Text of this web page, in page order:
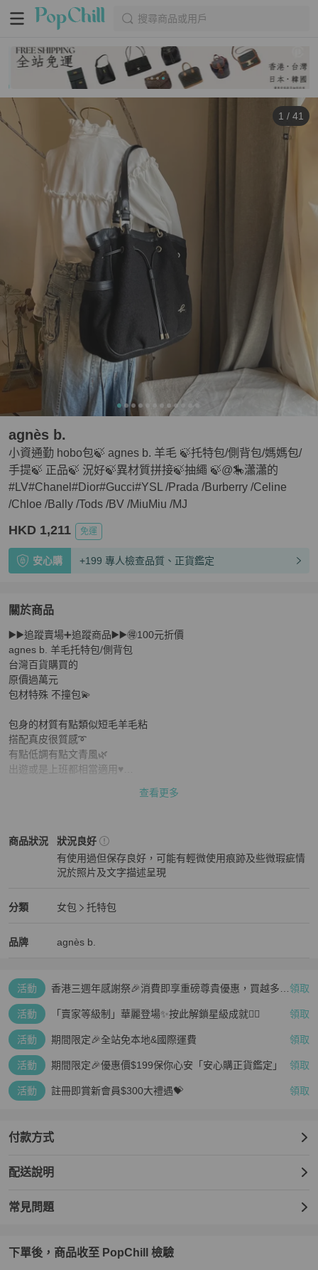
搜尋商品或用戶
1 / 41
小資通勤 hobo包🍃 agnes b. 羊毛 🍃托特包/側背包/媽媽包/
手提🍃 正品🍃 況好🍃異材質拼接🍃抽繩 🍃@🎠瀟瀟的
#LV#Chanel#Dior#Gucci#YSL /Prada /Burberry /Celine
/Chloe /Bally /Tods /BV /MiuMiu /MJ
agnès b.
HKD 1,211 免運
安心購 +199 專人檢查品質、正貨鑑定
關於商品
關於小資通勤 hobo包🍃 agnes b. 羊毛 🍃托特包/側背包/媽
▶️▶️追蹤賣場➕追蹤商品▶️▶️🉐️100元折價
agnes b. 羊毛托特包/側背包
台灣百貨購買的
原價過萬元
包材特殊 不撞包💫
包身的材質有點類似短毛羊毛粘
搭配真皮很質感➰
有點低調有點文青風🌿
出遊或是上班都相當適用♥️
🈶️皮質有使用自然褶皺  無顯眼破損
五金配件是霧銀很有質感但不可避免🈶️氧化變色 🈶️髮絲紋
詳細照片呈現
I phone 窗邊 自然光拍攝 無調整
▶️▶️追蹤賣場➕追蹤商品▶️▶️🉐️100元折價
注：一件商品折價一次
查看更多
商品狀況
agnès b.女包商品狀態與細節
狀況良好
有使用過但保存良好，可能有輕微使用痕跡及些微瑕疵情
況於照片及文字描述呈現
分類
agnès b. 女包分類資訊
女包
托特包
品牌
agnès b. 精品女包 品牌介紹
agnès b.
agnès b. 推薦清單
活動
香港三週年感謝祭🎉消費即享重磅尊貴優惠，買越多、 領取
活動 「賣家等級制」華麗登場✨按此解鎖星級成就👆🏻 領取
活動 期間限定🎉全站免本地&國際運費 領取
活動 期間限定🎉優惠價$199保你心安「安心購正貨鑑定」 領取
活動 註冊即賞新會員$300大禮遇💝 領取
付款方式
配送說明
常見問題
下單後，商品收至 PopChill 檢驗